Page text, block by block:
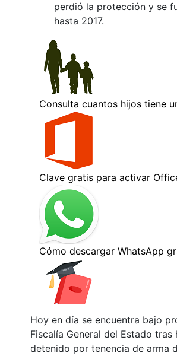
perdió la protección y se
hasta 2017.
Hoy en día se encuentra bajo
Fiscalía General del Estado tras
detenido por tenencia de arma